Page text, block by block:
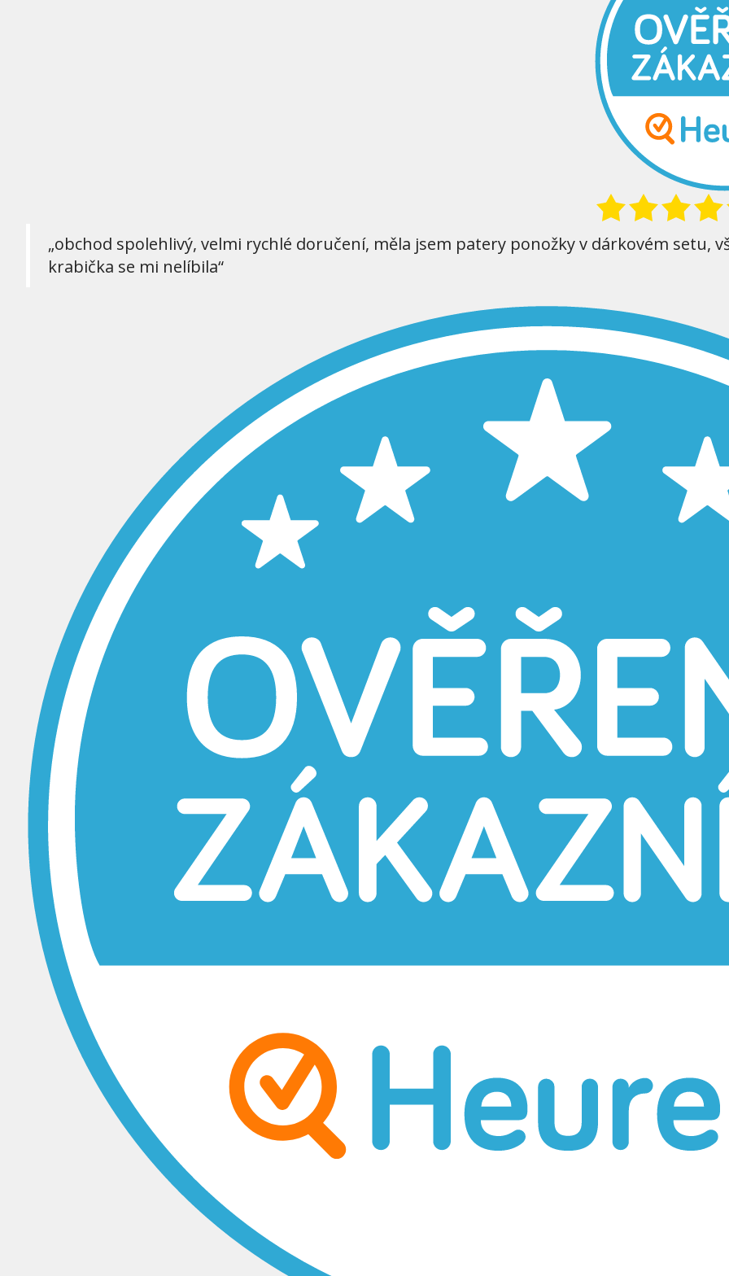
„obchod spolehlivý, velmi rychlé doručení, měla jsem patery ponožky v dárkovém setu,
krabička se mi nelíbila“